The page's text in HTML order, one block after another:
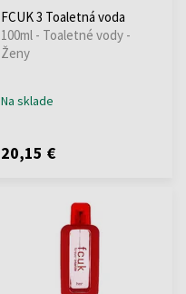
FCUK 3 Toaletná voda
100ml - Toaletné vody -
Ženy
Na sklade
20,15 €